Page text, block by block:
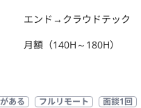
エンド→クラウドテック
月額（140H～180H）
ある フルリモート 面談1回